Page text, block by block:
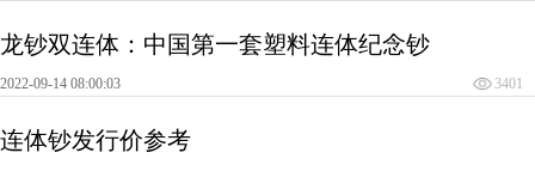
龙钞双连体：中国第一套塑料连体纪念钞
2022-09-14 08:00:03 3401
连体钞发行价参考